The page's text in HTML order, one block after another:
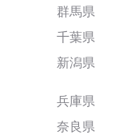
群馬県
千葉県
新潟県
兵庫県
奈良県